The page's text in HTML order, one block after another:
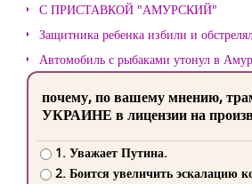
С ПРИСТАВКОЙ "АМУРСКИЙ"
Защитника ребенка избили и
Автомобиль с рыбаками утонул в
почему, по вашему мнению,
УКРАИНЕ в лицензии на
1. Уважает Путина.
2. Боится увеличить эскалацию